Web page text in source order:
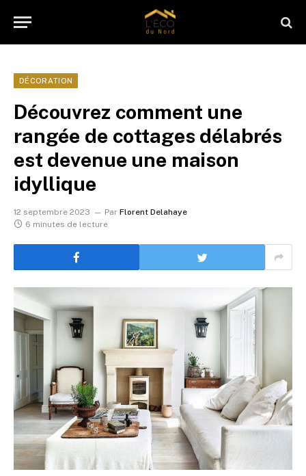
DÉCORATION
Découvrez comment une
rangée de cottages délabrés
est devenue une maison
idyllique
12 septembre 2023 Par Florent Delahaye
6 minutes de lecture